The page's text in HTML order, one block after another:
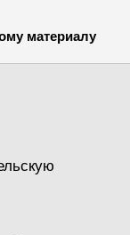
материалу